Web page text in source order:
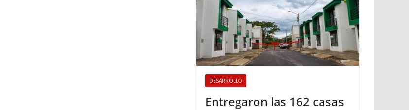
DESARROLLO
Entregaron las 162 casas